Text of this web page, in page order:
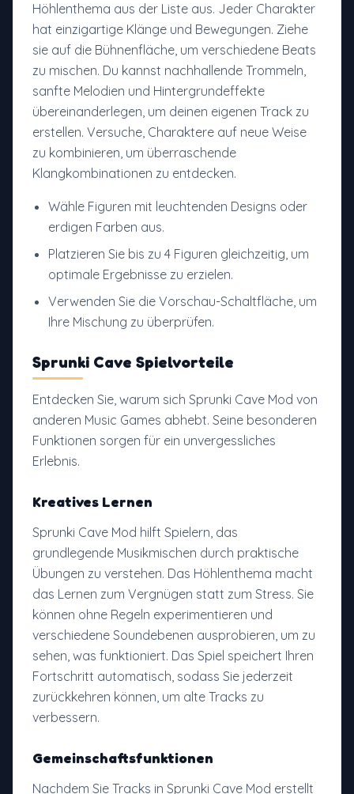
Höhlenthema aus der Liste aus. Jeder Charakter
hat einzigartige Klänge und Bewegungen. Ziehe
sie auf die Bühnenfläche, um verschiedene Beats
zu mischen. Du kannst nachhallende Trommeln,
sanfte Melodien und Hintergrundeffekte
übereinanderlegen, um deinen eigenen Track zu
erstellen. Versuche, Charaktere auf neue Weise
zu kombinieren, um überraschende
Klangkombinationen zu entdecken.
Wähle Figuren mit leuchtenden Designs oder
erdigen Farben aus.
Platzieren Sie bis zu 4 Figuren gleichzeitig, um
optimale Ergebnisse zu erzielen.
Verwenden Sie die Vorschau-Schaltfläche, um
Ihre Mischung zu überprüfen.
Sprunki Cave Spielvorteile
Entdecken Sie, warum sich Sprunki Cave Mod von
anderen Music Games abhebt. Seine besonderen
Funktionen sorgen für ein unvergessliches
Erlebnis.
Kreatives Lernen
Sprunki Cave Mod hilft Spielern, das
grundlegende Musikmischen durch praktische
Übungen zu verstehen. Das Höhlenthema macht
das Lernen zum Vergnügen statt zum Stress. Sie
können ohne Regeln experimentieren und
verschiedene Soundebenen ausprobieren, um zu
sehen, was funktioniert. Das Spiel speichert Ihren
Fortschritt automatisch, sodass Sie jederzeit
zurückkehren können, um alte Tracks zu
verbessern.
Gemeinschaftsfunktionen
Nachdem Sie Tracks in Sprunki Cave Mod erstellt